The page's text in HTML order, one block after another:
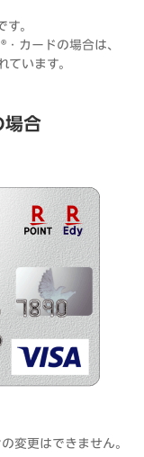
。
カードの場合は、
ています。
場合
変更はできません。